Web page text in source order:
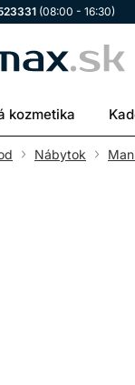
(08:00 - 16:30)
kozmetika
Nábytok